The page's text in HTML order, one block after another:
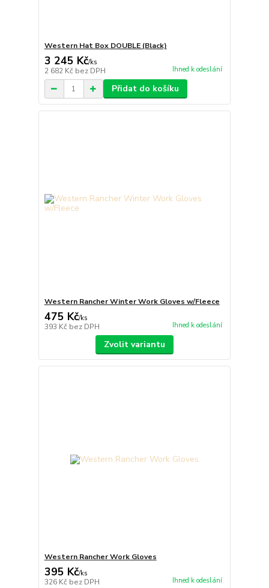
Western Hat Box DOUBLE (Black)
3 245 Kč/ks
2 682 Kč bez DPH Ihned k odeslání
Přidat do košíku
Western Rancher Winter Work Gloves w/Fleece
475 Kč/ks
393 Kč bez DPH Ihned k odeslání
Zvolit variantu
Western Rancher Work Gloves
395 Kč/ks
326 Kč bez DPH Ihned k odeslání